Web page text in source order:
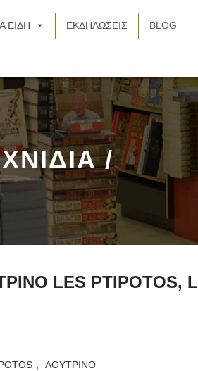
ΕΙΔΗ ΕΚΔΗΛΩΣΕΙΣ BLOG
/
LES PTIPOTOS,
, ΛΟΥΤΡΙΝΟ